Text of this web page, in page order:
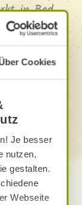
Cookies
Je besser
nutzen,
gestalten.
Webseite
in Bad
Snacks
zum
im